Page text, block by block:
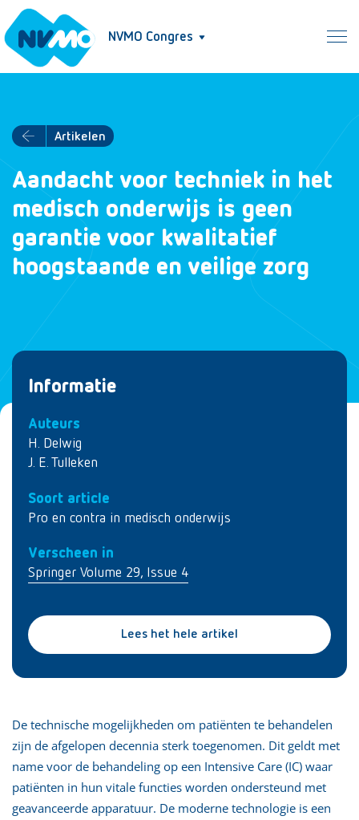
NVMO Congres
Artikelen
Aandacht voor techniek in het
medisch onderwijs is geen
garantie voor kwalitatief
hoogstaande en veilige zorg
Informatie
Auteurs
H. Delwig
J. E. Tulleken
Soort article
Pro en contra in medisch onderwijs
Verscheen in
Springer Volume 29, Issue 4
Lees het hele artikel
De technische mogelijkheden om patiënten te behandelen
zijn de afgelopen decennia sterk toegenomen. Dit geldt met
name voor de behandeling op een Intensive Care (IC) waar
patiënten in hun vitale functies worden ondersteund met
geavanceerde apparatuur. De moderne technologie is een